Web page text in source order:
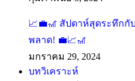
สัปดาห์สุดระทึก
มกราคม 29, 2024
บทวิเคราะห์
บทวิเคราะห์